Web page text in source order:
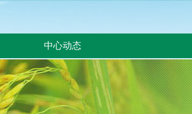
中心动态
湖北粮网:湖北粮网